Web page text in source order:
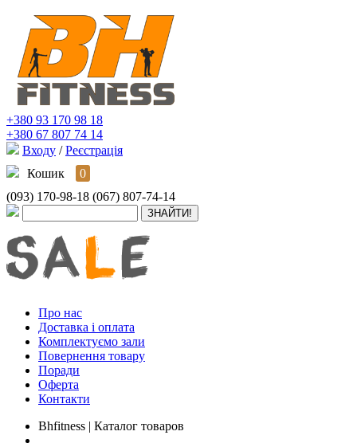
+380 93 170 98 18
+380 67 807 74 14
Входу / Реєстрація
Кошик
0
(093) 170-98-18 (067) 807-74-14
Про нас
Доставка і оплата
Комплектуємо зали
Повернення товару
Поради
Оферта
Контакти
Bhfitness | Каталог товаров